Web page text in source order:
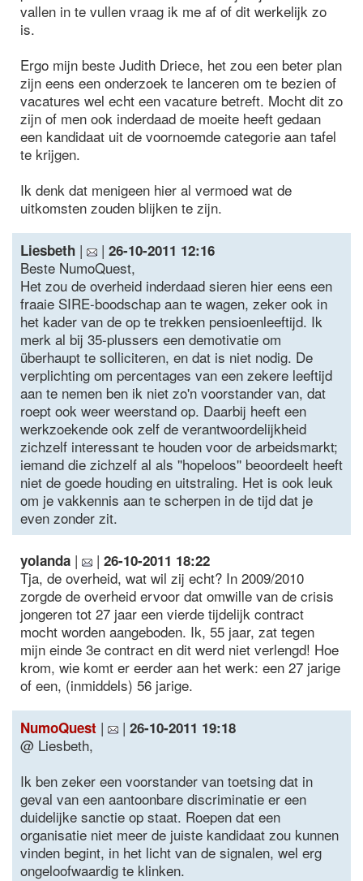
vallen in te vullen vraag ik me af of dit werkelijk zo
is.
Ergo mijn beste Judith Driece, het zou een beter plan
zijn eens een onderzoek te lanceren om te bezien of
vacatures wel echt een vacature betreft. Mocht dit zo
zijn of men ook inderdaad de moeite heeft gedaan
een kandidaat uit de voornoemde categorie aan tafel
te krijgen.
Ik denk dat menigeen hier al vermoed wat de
uitkomsten zouden blijken te zijn.
Liesbeth | | 26-10-2011 12:16
Beste NumoQuest,
Het zou de overheid inderdaad sieren hier eens een
fraaie SIRE-boodschap aan te wagen, zeker ook in
het kader van de op te trekken pensioenleeftijd. Ik
merk al bij 35-plussers een demotivatie om
überhaupt te solliciteren, en dat is niet nodig. De
verplichting om percentages van een zekere leeftijd
aan te nemen ben ik niet zo'n voorstander van, dat
roept ook weer weerstand op. Daarbij heeft een
werkzoekende ook zelf de verantwoordelijkheid
zichzelf interessant te houden voor de arbeidsmarkt;
iemand die zichzelf al als ''hopeloos'' beoordeelt heeft
niet de goede houding en uitstraling. Het is ook leuk
om je vakkennis aan te scherpen in de tijd dat je
even zonder zit.
yolanda | | 26-10-2011 18:22
Tja, de overheid, wat wil zij echt? In 2009/2010
zorgde de overheid ervoor dat omwille van de crisis
jongeren tot 27 jaar een vierde tijdelijk contract
mocht worden aangeboden. Ik, 55 jaar, zat tegen
mijn einde 3e contract en dit werd niet verlengd! Hoe
krom, wie komt er eerder aan het werk: een 27 jarige
of een, (inmiddels) 56 jarige.
NumoQuest | | 26-10-2011 19:18
@ Liesbeth,
Ik ben zeker een voorstander van toetsing dat in
geval van een aantoonbare discriminatie er een
duidelijke sanctie op staat. Roepen dat een
organisatie niet meer de juiste kandidaat zou kunnen
vinden begint, in het licht van de signalen, wel erg
ongeloofwaardig te klinken.